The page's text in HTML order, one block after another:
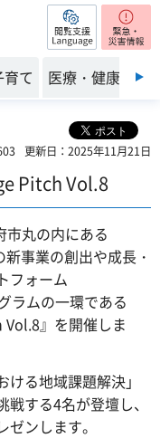
閲覧支援
て 医療・健康・福
更新日：2025年11月21日
Pitch Vol.8
丸の内にある
事業の創出や成長・
フォーム
ラムの一環である
Vol.8』を開催しま
る地域課題解決」
する4名が登壇し、
ンします。